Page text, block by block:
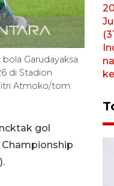
Garudayaksa
di Stadion
Atmoko/tom.
gol